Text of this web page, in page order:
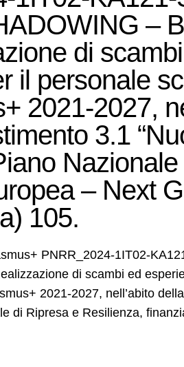
–
di
il personale
2021-2027,
3.1
– Next
105.
PNRR_2024-1IT02-
di scambi ed
2021-2027, nell’abito
di Ripresa e Resilienza,